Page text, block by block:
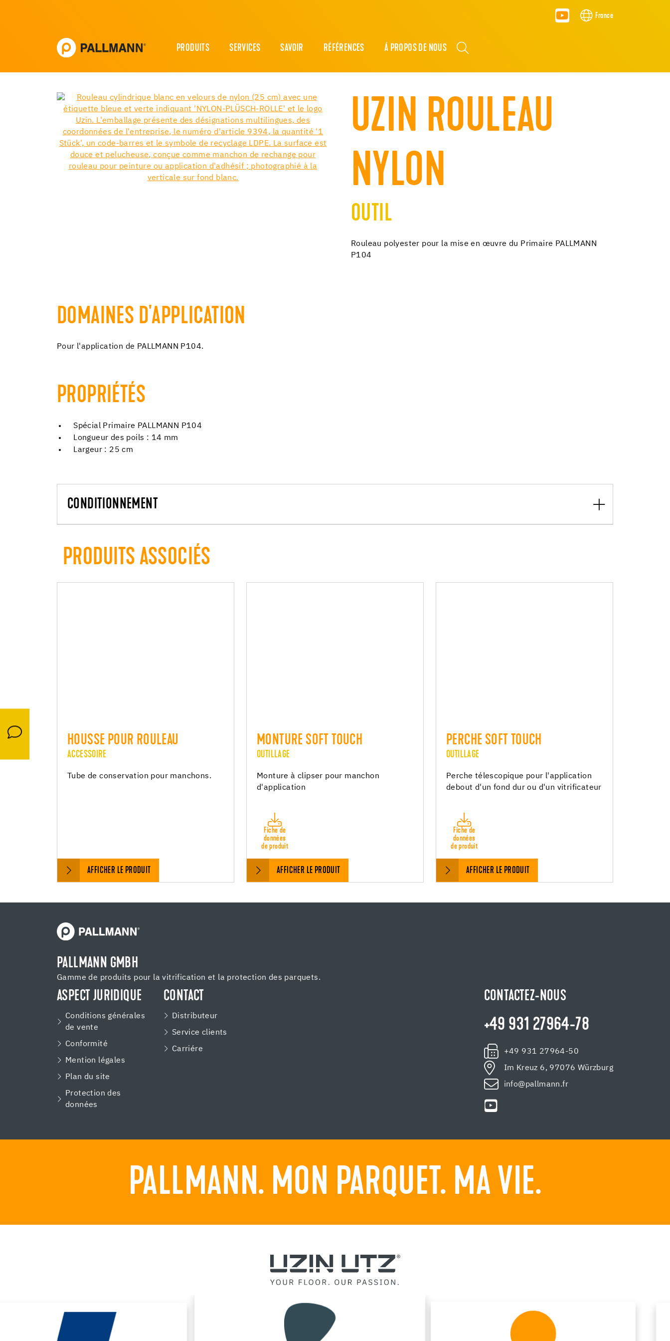
France
PRODUITS SERVICES SAVOIR RÉFÉRENCES Á PROPOS DE NOUS
UZIN ROULEAU
NYLON
OUTIL
Rouleau polyester pour la mise en œuvre du Primaire PALLMANN
P104
DOMAINES D'APPLICATION
Pour l'application de PALLMANN P104.
PROPRIÉTÉS
Spécial Primaire PALLMANN P104
Longueur des poils : 14 mm
Largeur : 25 cm
CONDITIONNEMENT
PRODUITS ASSOCIÉS
HOUSSE POUR ROULEAU
ACCESSOIRE
Tube de conservation pour manchons.
AFFICHER LE PRODUIT
MONTURE SOFT TOUCH
OUTILLAGE
Monture à clipser pour manchon
d'application
Fiche de
données
de produit
AFFICHER LE PRODUIT
PERCHE SOFT TOUCH
OUTILLAGE
Perche télescopique pour l'application
debout d'un fond dur ou d'un vitrificateur
Fiche de
données
de produit
AFFICHER LE PRODUIT
PALLMANN GMBH
Gamme de produits pour la vitrification et la protection des parquets.
ASPECT JURIDIQUE
Conditions générales
de vente
Conformité
Mention légales
Plan du site
Protection des
données
CONTACT
Distributeur
Service clients
Carriére
CONTACTEZ-NOUS
+49 931 27964-78
+49 931 27964-50
Im Kreuz 6, 97076 Würzburg
info@pallmann.fr
PALLMANN. MON PARQUET. MA VIE.